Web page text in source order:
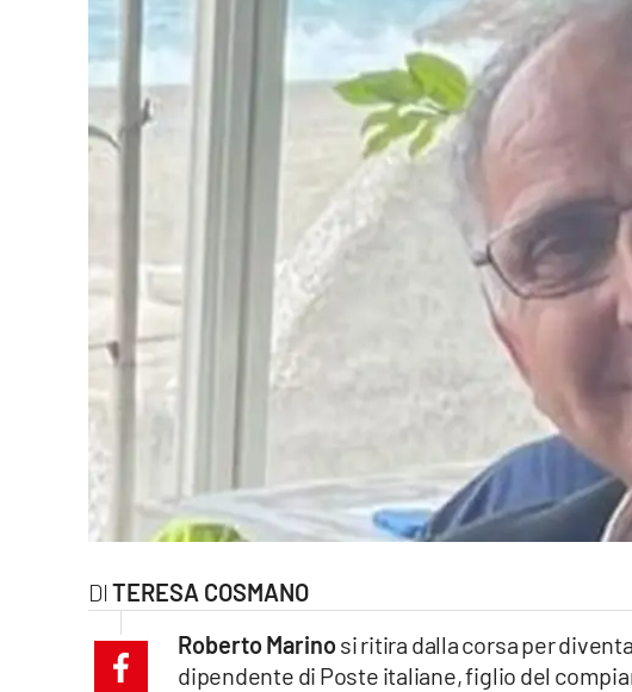
Streaming
TERESA COSMANO
Roberto Marinosi ritira dalla corsa per
dipendente di Poste italiane, figlio del